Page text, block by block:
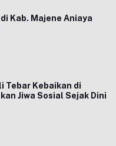
Kab. Majene Aniaya
Tebar Kebaikan di
Jiwa Sosial Sejak Dini